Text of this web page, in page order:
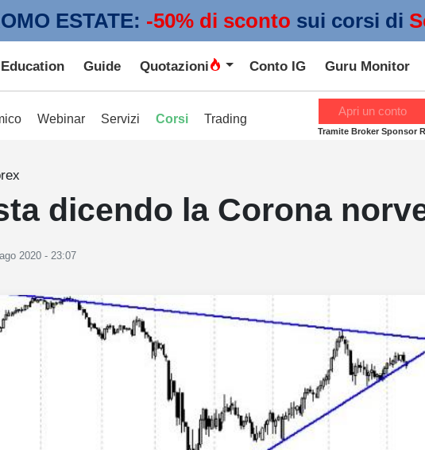
ESTATE: -50% di sconto sui corsi di
Education Guide Quotazioni Conto IG Guru Monitor
Webinar Servizi Corsi Trading
Apri un conto
Tramite Broker Sponsor
dicendo la Corona
2020 - 23:07